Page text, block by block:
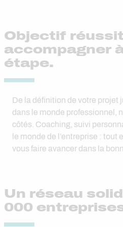
Objectif
accompagner
étape.
De la définition de votre projet
dans le monde professionnel,
côtés. Coaching, suivi
le monde de l’entreprise :
vous faire avancer dans la
Un réseau
000